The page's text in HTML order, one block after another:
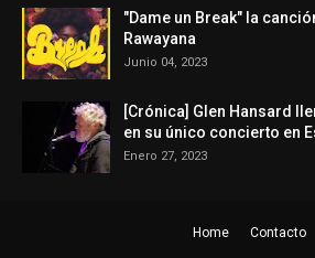
"Dame un Break" la
Rawayana
Junio 04, 2023
[Crónica] Glen Hansard
en su único concierto en
Enero 27, 2023
Home Contacto